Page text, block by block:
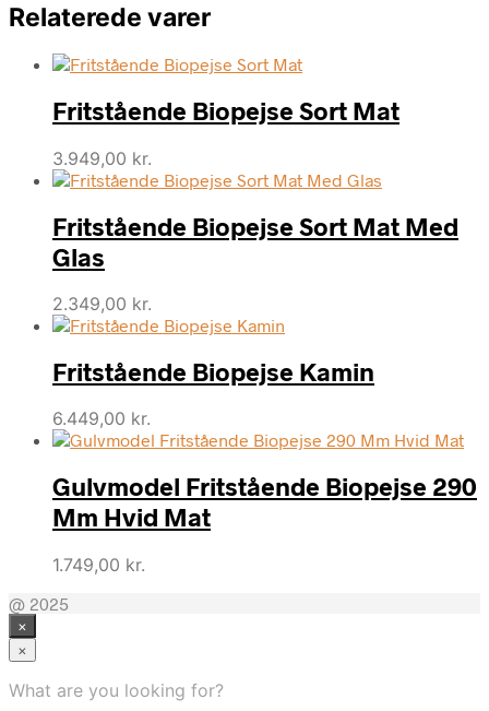
Relaterede varer
Fritstående Biopejse Sort Mat
3.949,00 kr.
Fritstående Biopejse Sort Mat Med
Glas
2.349,00 kr.
Fritstående Biopejse Kamin
6.449,00 kr.
Gulvmodel Fritstående Biopejse 290
Mm Hvid Mat
1.749,00 kr.
@ 2025
×
×
What are you looking for?